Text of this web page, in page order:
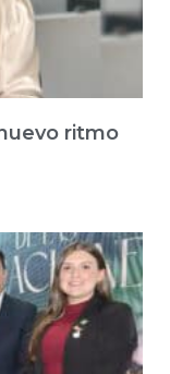
ritmo